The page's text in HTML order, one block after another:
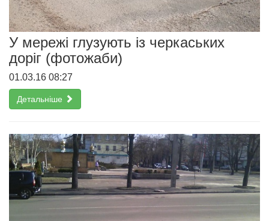
У мережі глузують із черкаських
доріг (фотожаби)
01.03.16 08:27
Детальніше